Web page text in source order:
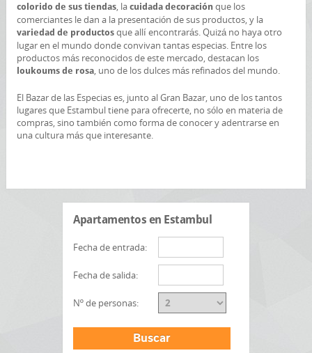
colorido de sus tiendas, la cuidada decoraciónque los
comerciantes le dan a la presentación de sus productos, y la
variedad de productosque allí encontrarás. Quizá no haya otro
lugar en el mundo donde convivan tantas especias. Entre los
productos más reconocidos de este mercado, destacan los
loukoums de rosa, uno de los dulces más refinados del mundo.
El Bazar de las Especias es, junto al Gran Bazar, uno de los tantos
lugares que Estambul tiene para ofrecerte, no sólo en materia de
compras, sino también como forma de conocer y adentrarse en
una cultura más que interesante.
Apartamentos en Estambul
Fecha de entrada:
Fecha de salida:
Nº de personas:
Buscar